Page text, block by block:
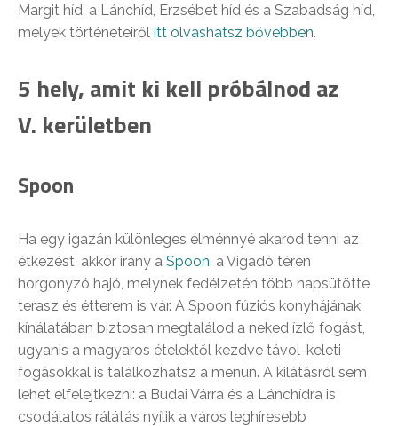
Margit híd, a Lánchíd, Erzsébet híd és a Szabadság híd,
melyek történeteiről itt olvashatsz bővebben.
5 hely, amit ki kell próbálnod az
V. kerületben
Spoon
Ha egy igazán különleges élménnyé akarod tenni az
étkezést, akkor irány a Spoon, a Vigadó téren
horgonyzó hajó, melynek fedélzetén több napsütötte
terasz és étterem is vár. A Spoon fúziós konyhájának
kínálatában biztosan megtalálod a neked ízlő fogást,
ugyanis a magyaros ételektől kezdve távol-keleti
fogásokkal is találkozhatsz a menün. A kilátásról sem
lehet elfelejtkezni: a Budai Várra és a Lánchídra is
csodálatos rálátás nyílik a város leghíresebb